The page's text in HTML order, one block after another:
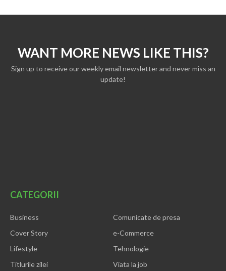
WANT MORE NEWS LIKE THIS?
Sign up to receive our weekly email newsletter and never miss an
update!
CATEGORII
Business
Comunicate de presa
Cover Story
e-Commerce
Lifestyle
Tehnologie
Titlurile zilei
Viata la job